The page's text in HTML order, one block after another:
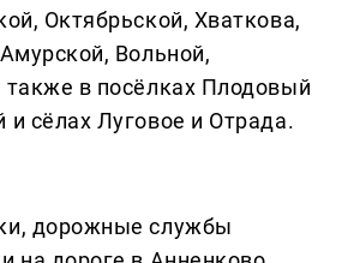
Октябрьской, Хваткова,
Вольной,
в посёлках Плодовый
и сёлах Луговое и Отрада.
дорожные службы